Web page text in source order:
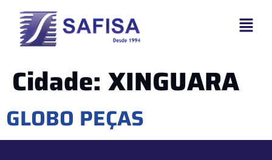
Cidade: XINGUARA
GLOBO PEÇAS